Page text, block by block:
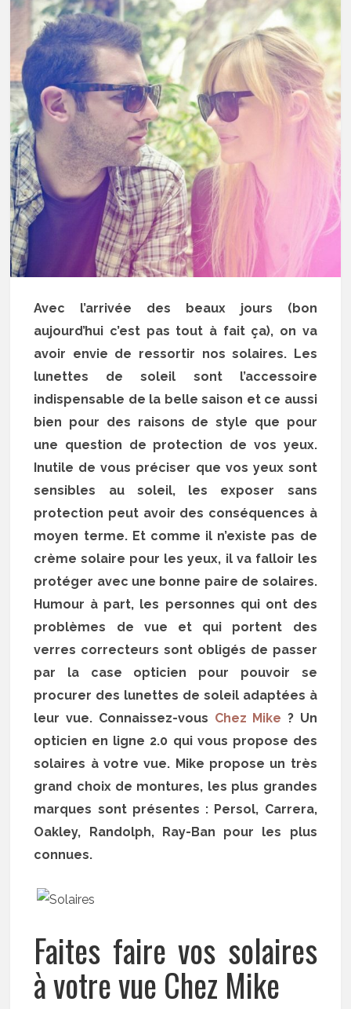
Avec l’arrivée des beaux jours (bon
aujourd’hui c’est pas tout à fait ça), on va
avoir envie de ressortir nos solaires. Les
lunettes de soleil sont l’accessoire
indispensable de la belle saison et ce aussi
bien pour des raisons de style que pour
une question de protection de vos yeux.
Inutile de vous préciser que vos yeux sont
sensibles au soleil, les exposer sans
protection peut avoir des conséquences à
moyen terme. Et comme il n’existe pas de
crème solaire pour les yeux, il va falloir les
protéger avec une bonne paire de solaires.
Humour à part, les personnes qui ont des
problèmes de vue et qui portent des
verres correcteurs sont obligés de passer
par la case opticien pour pouvoir se
procurer des lunettes de soleil adaptées à
leur vue. Connaissez-vous Chez Mike ? Un
opticien en ligne 2.0 qui vous propose des
solaires à votre vue. Mike propose un très
grand choix de montures, les plus grandes
marques sont présentes : Persol, Carrera,
Oakley, Randolph, Ray-Ban pour les plus
connues.
Faites faire vos solaires
à votre vue Chez Mike